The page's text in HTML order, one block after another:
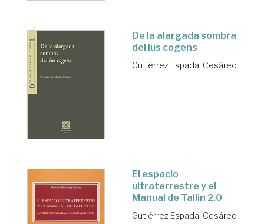
De la alargada sombra
del ius cogens
Gutiérrez Espada, Cesáreo
El espacio
ultraterrestre y el
Manual de Tallin 2.0
Gutiérrez Espada, Cesáreo